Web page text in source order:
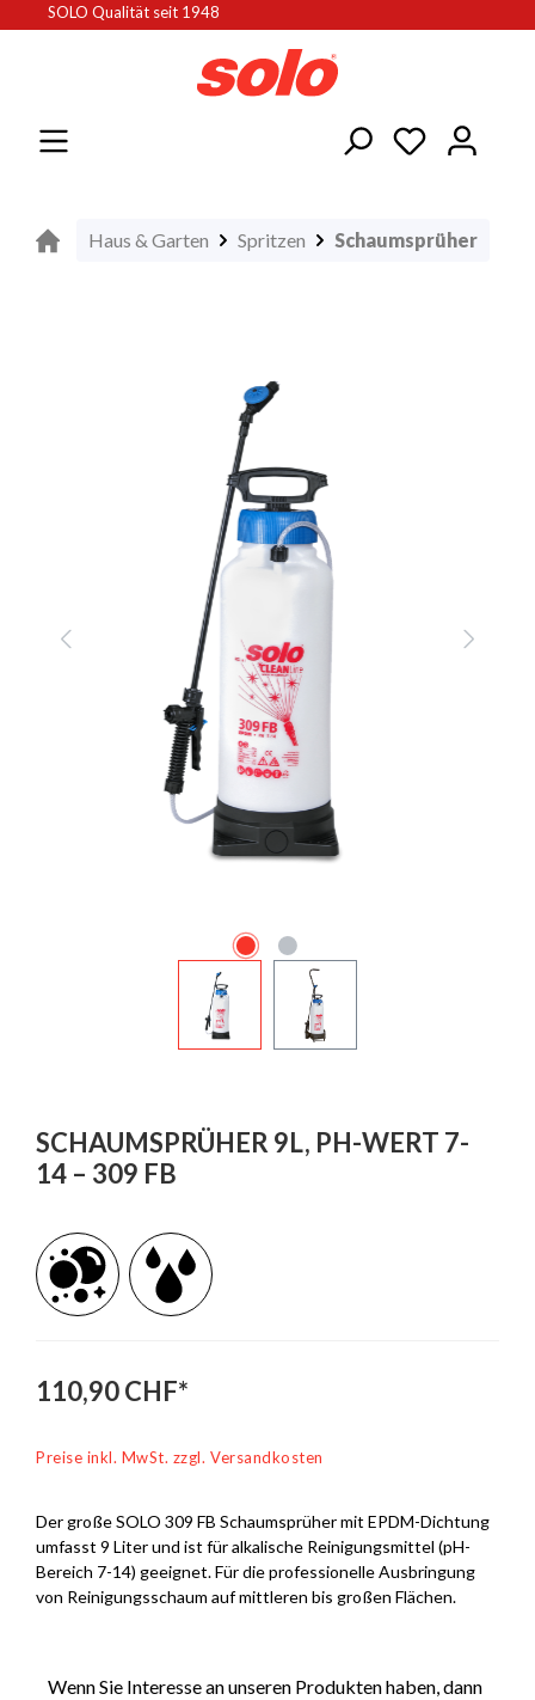
springen
SOLO Qualität seit 1948
Haus & Garten Spritzen Schaumsprüher
SCHAUMSPRÜHER 9L, PH-WERT 7-
14 – 309 FB
110,90 CHF*
Preise inkl. MwSt. zzgl. Versandkosten
Der große SOLO 309 FB Schaumsprüher mit EPDM-Dichtung
umfasst 9 Liter und ist für alkalische Reinigungsmittel (pH-
Bereich 7-14) geeignet. Für die professionelle Ausbringung
von Reinigungsschaum auf mittleren bis großen Flächen.
Wenn Sie Interesse an unseren Produkten haben, dann